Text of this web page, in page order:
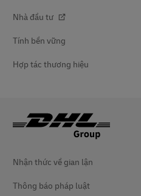
Nhà đầu tư
Tính bền vững
Hợp tác thương hiệu
Nhận thức về gian lận
Thông báo pháp luật